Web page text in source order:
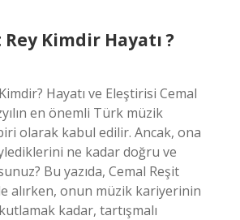
Kimdir Hayatı ?
Hayatı ve Eleştirisi Cemal
en önemli Türk müzik
olarak kabul edilir. Ancak, ona
ne kadar doğru ve
Bu yazıda, Cemal Reşit
alırken, onun müzik kariyerinin
kadar, tartışmalı